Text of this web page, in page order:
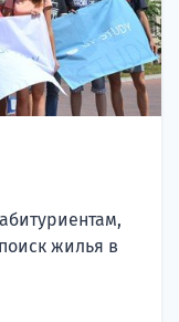
жилья в